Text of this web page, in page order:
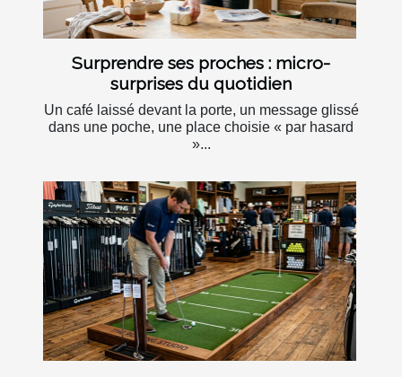
Surprendre ses proches : micro-
surprises du quotidien
Un café laissé devant la porte, un message glissé
dans une poche, une place choisie « par hasard
»...